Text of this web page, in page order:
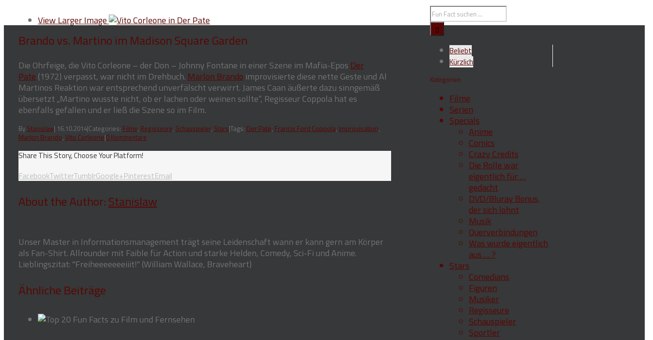
View Larger Image
Brando vs. Martino im Madison Square Garden
Die Ohrfeige, die Vito Corleone – der Don – Johnny Fontane in einer Szene im Mafia-Epos Der
Pate (1972) verpasst, war nicht im Drehbuch. Marlon Brando improvisierte diese nette Geste und Al
Martinos Reaktion war entsprechend unverfälscht verwirrt. James Caan äußerte dazu sinngemäß
übersetzt „Martino wusste nicht, ob er lachen oder weinen sollte“, Regisseur Coppola hat es
ebenfalls gefallen und er ließ die Szene so im Film.
By Stanislaw| 16.10.2014|Categories: Filme, Regisseure, Schauspieler, Stars|Tags: Der Pate, Francis Ford Coppola, Improvisation,
Marlon Brando,Vito Corleone|0 Kommentare
Share This Story, Choose Your Platform!
FacebookTwitterTumblrGoogle+PinterestEmail
About the Author:Stanislaw
Unser Master in Informationsmanagement trägt seine Leidenschaft wann er kann gern am Körper
als Fan-Shirt. Allrounder mit Faible für Action und starke Helden, Comedy, Sci-Fi und Anime.
Lieblingszitat: "Freiheeeeeeeiiit!" (William Wallace, Braveheart)
Ähnliche Beiträge
Beliebt
Kürzlich
Kategorien
Filme
Serien
Specials
Anime
Comics
Crazy Credits
Die Rolle war
eigentlich für …
gedacht
DVD/Bluray Bonus,
der sich lohnt
Musik
Querverbindungen
Was wurde eigentlich
aus … ?
Stars
Comedians
Figuren
Musiker
Regisseure
Schauspieler
Sportler